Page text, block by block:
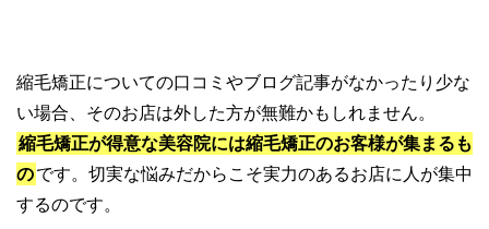
縮毛矯正についての口コミやブログ記事がなかったり少な
い場合、そのお店は外した方が無難かもしれません。
縮毛矯正が得意な美容院には縮毛矯正のお客様が集まるも
のです。切実な悩みだからこそ実力のあるお店に人が集中
するのです。